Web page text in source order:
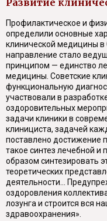
Профилактическое и
определили основные
клинической медицины
направление стало
принципом — единство
медицины. Советские
функциональную
участвовали в
оздоровительных
задачи клиники в
клинициста, задачей
поставлено достижение
такое синтез лечебной
образом синтезировать
теоретических
деятельности...
оздоровления
лозунга и строится вся
здравоохранения».